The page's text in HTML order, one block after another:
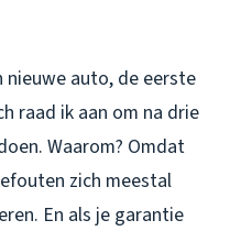
nieuwe auto, de eerste
raad ik aan om na drie
Waarom? Omdat
zich meestal
En als je garantie